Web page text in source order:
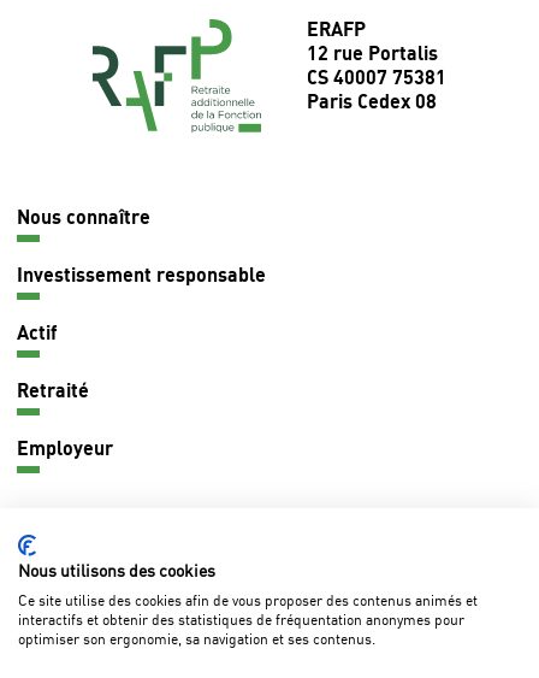
ERAFP
12 rue Portalis
CS 40007 75381
Paris Cedex 08
Navigation
principale
Nous connaître
Investissement responsable
Actif
Retraité
Employeur
Nous utilisons des cookies
Ce site utilise des cookies afin de vous proposer des contenus animés et
interactifs et obtenir des statistiques de fréquentation anonymes pour
optimiser son ergonomie, sa navigation et ses contenus.